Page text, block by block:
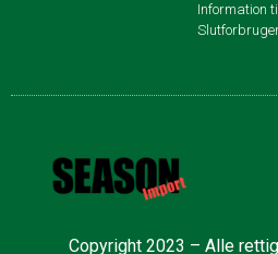
Information til
Copyright 2023 – Alle